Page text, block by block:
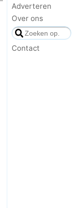
Adverteren
Over ons
Contact